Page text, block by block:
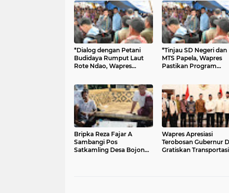
*Dialog dengan Petani
Budidaya Rumput Laut
Rote Ndao, Wapres
*Tinjau SD Negeri dan
MTS Papela, Wapres
Pastikan Program
Bripka Reza Fajar A
Sambangi Pos
Satkamling Desa Bojong,
Wapres Apresiasi
Terobosan Gubernur
Gratiskan Transportasi